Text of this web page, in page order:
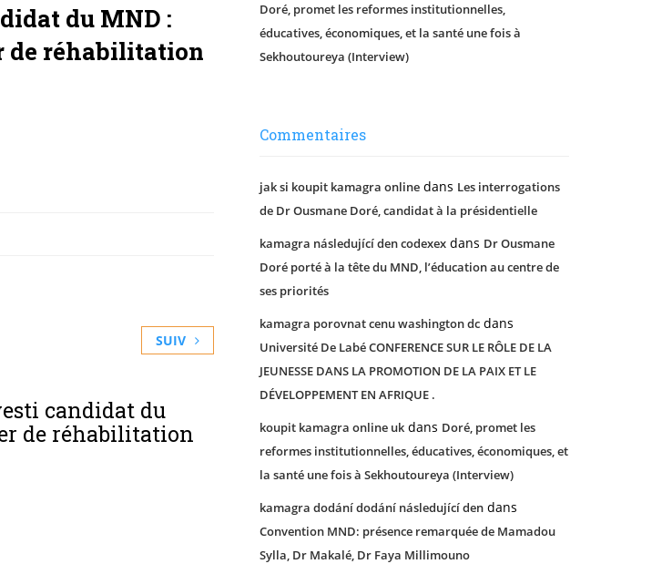
du MND :
de réhabilitation
SUIV
candidat du
de réhabilitation
Doré, promet les reformes institutionnelles,
éducatives, économiques, et la santé une fois à
Sekhoutoureya (Interview)
Commentaires
jak si koupit kamagra online dans Les interrogations
de Dr Ousmane Doré, candidat à la présidentielle
kamagra následující den codexex dans Dr Ousmane
Doré porté à la tête du MND, l’éducation au centre de
ses priorités
kamagra porovnat cenu washington dc dans
Université De Labé CONFERENCE SUR LE RÔLE DE LA
JEUNESSE DANS LA PROMOTION DE LA PAIX ET LE
DÉVELOPPEMENT EN AFRIQUE .
koupit kamagra online uk dans Doré, promet les
reformes institutionnelles, éducatives, économiques, et
la santé une fois à Sekhoutoureya (Interview)
kamagra dodání dodání následující den dans
Convention MND: présence remarquée de Mamadou
Sylla, Dr Makalé, Dr Faya Millimouno